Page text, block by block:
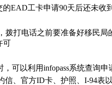
EAD工卡申请90天后还未收
拨打电话之前要准备好移民
可
，可以利用infopass系统查询
信、官方ID卡、护照、I-94